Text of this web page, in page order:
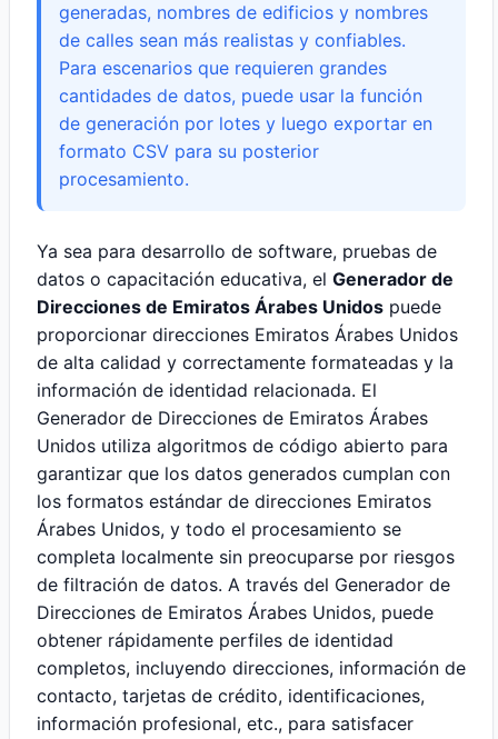
generadas, nombres de edificios y nombres
de calles sean más realistas y confiables.
Para escenarios que requieren grandes
cantidades de datos, puede usar la función
de generación por lotes y luego exportar en
formato CSV para su posterior
procesamiento.
Ya sea para desarrollo de software, pruebas de
datos o capacitación educativa, el Generador de
Direcciones de Emiratos Árabes Unidos puede
proporcionar direcciones Emiratos Árabes Unidos
de alta calidad y correctamente formateadas y la
información de identidad relacionada. El
Generador de Direcciones de Emiratos Árabes
Unidos utiliza algoritmos de código abierto para
garantizar que los datos generados cumplan con
los formatos estándar de direcciones Emiratos
Árabes Unidos, y todo el procesamiento se
completa localmente sin preocuparse por riesgos
de filtración de datos. A través del Generador de
Direcciones de Emiratos Árabes Unidos, puede
obtener rápidamente perfiles de identidad
completos, incluyendo direcciones, información de
contacto, tarjetas de crédito, identificaciones,
información profesional, etc., para satisfacer